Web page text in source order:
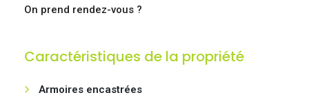
On prend rendez-vous ?
Caractéristiques de la propriété
Armoires encastrées